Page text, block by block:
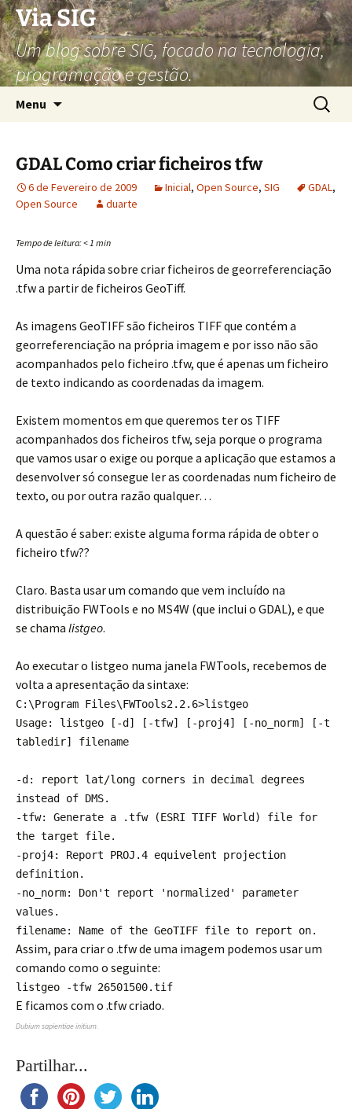
Via SIG
Um blog sobre SIG, focado na tecnologia,
programação e gestão.
Menu
por:
GDAL Como criar ficheiros tfw
6 de Fevereiro de 2009 Inicial, Open Source, SIG GDAL,
Open Source
duarte
Tempo de leitura:< 1 min
Uma nota rápida sobre criar ficheiros de georreferenciação
.tfw a partir de ficheiros GeoTiff.
As imagens GeoTIFF são ficheiros TIFF que contém a
georreferenciação na própria imagem e por isso não são
acompanhados pelo ficheiro .tfw, que é apenas um ficheiro
de texto indicando as coordenadas da imagem.
Existem momentos em que queremos ter os TIFF
acompanhados dos ficheiros tfw, seja porque o programa
que vamos usar o exige ou porque a aplicação que estamos a
desenvolver só consegue ler as coordenadas num ficheiro de
texto, ou por outra razão qualquer…
A questão é saber: existe alguma forma rápida de obter o
ficheiro tfw??
Claro. Basta usar um comando que vem incluído na
distribuição FWTools e no MS4W (que inclui o GDAL), e que
se chama listgeo.
Ao executar o listgeo numa janela FWTools, recebemos de
volta a apresentação da sintaxe:
C:\Program Files\FWTools2.2.6>listgeo
Usage: listgeo [-d] [-tfw] [-proj4] [-no_norm] [-t
tabledir] filename
-d: report lat/long corners in decimal degrees
instead of DMS.
-tfw: Generate a .tfw (ESRI TIFF World) file for
the target file.
-proj4: Report PROJ.4 equivelent projection
definition.
-no_norm: Don't report 'normalized' parameter
values.
filename: Name of the GeoTIFF file to report on.
Assim, para criar o .tfw de uma imagem podemos usar um
comando como o seguinte:
listgeo -tfw 26501500.tif
E ficamos com o .tfw criado.
Dubium sapientiae initium.
Partilhar...